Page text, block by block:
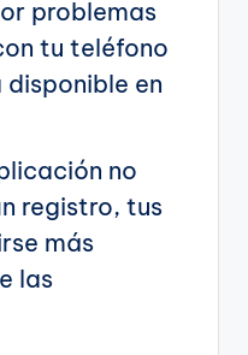
problemas
tu teléfono
disponible en
no
registro, tus
más
las